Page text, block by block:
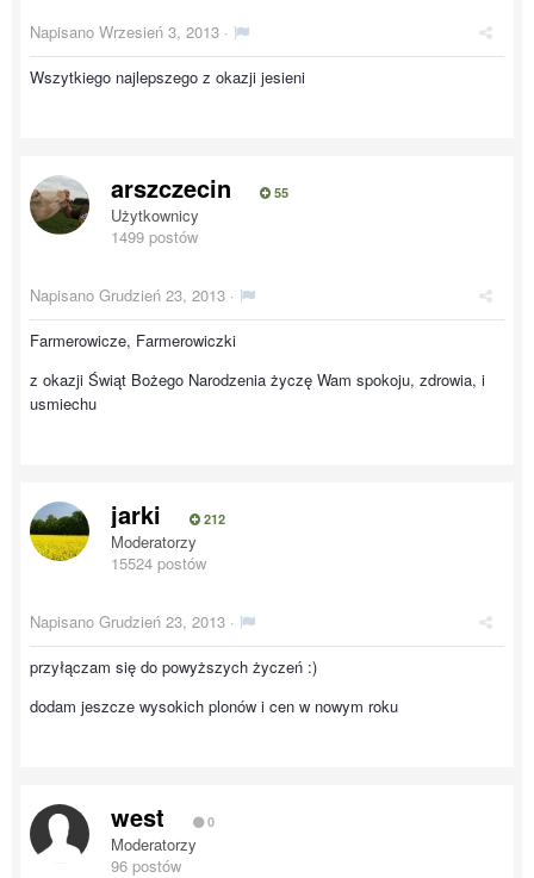
Napisano Wrzesień 3, 2013 ·
Wszytkiego najlepszego z okazji jesieni
arszczecin 55
Użytkownicy
1499 postów
Napisano Grudzień 23, 2013 ·
Farmerowicze, Farmerowiczki
z okazji Świąt Bożego Narodzenia życzę Wam spokoju, zdrowia, i
usmiechu
jarki 212
Moderatorzy
15524 postów
Napisano Grudzień 23, 2013 ·
przyłączam się do powyższych życzeń :)
dodam jeszcze wysokich plonów i cen w nowym roku
west 0
Moderatorzy
96 postów